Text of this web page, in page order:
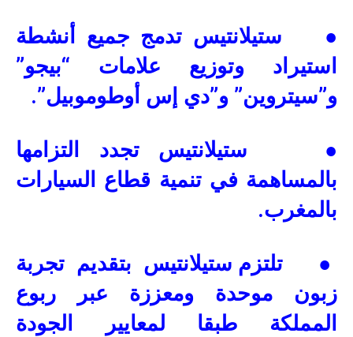
● ستيلانتيس تدمج جميع أنشطة
استيراد وتوزيع علامات “بيجو”
و”سيتروين” و”دي إس أوطوموبيل”.
● ستيلانتيس تجدد التزامها
بالمساهمة في تنمية قطاع السيارات
بالمغرب.
● تلتزم ستيلانتيس بتقديم تجربة
زبون موحدة ومعززة عبر ربوع
المملكة طبقا لمعايير الجودة